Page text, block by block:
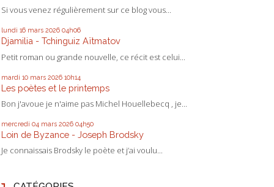
Si vous venez régulièrement sur ce blog vous...
lundi 16 mars 2026 04h06
Djamilia - Tchinguiz Aïtmatov
Petit roman ou grande nouvelle, ce récit est celui...
mardi 10 mars 2026 10h14
Les poètes et le printemps
Bon j'avoue je n'aime pas Michel Houellebecq , je...
mercredi 04 mars 2026 04h50
Loin de Byzance - Joseph Brodsky
Je connaissais Brodsky le poète et j’ai voulu...